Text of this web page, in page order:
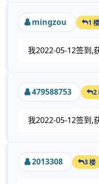
mingzou 1 楼
我2022-05-12签到,
479588753 2
我2022-05-12签到,
2013308 3 楼